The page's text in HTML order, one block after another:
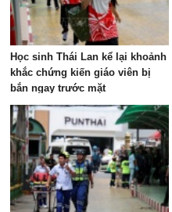
Học sinh Thái Lan kể lại khoảnh
khắc chứng kiến giáo viên bị
bắn ngay trước mặt